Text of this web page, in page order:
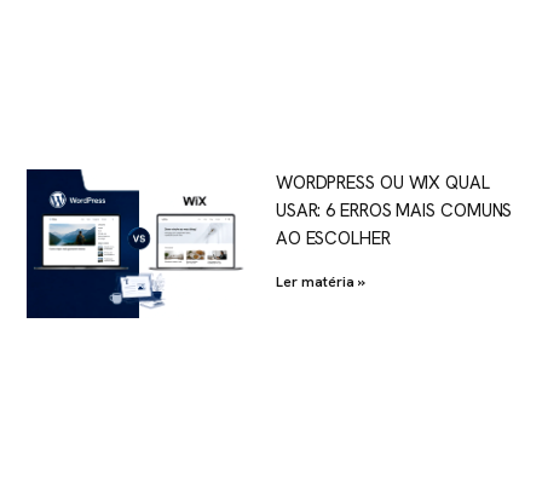
WORDPRESS OU WIX QUAL
USAR: 6 ERROS MAIS COMUNS
AO ESCOLHER
Ler matéria »